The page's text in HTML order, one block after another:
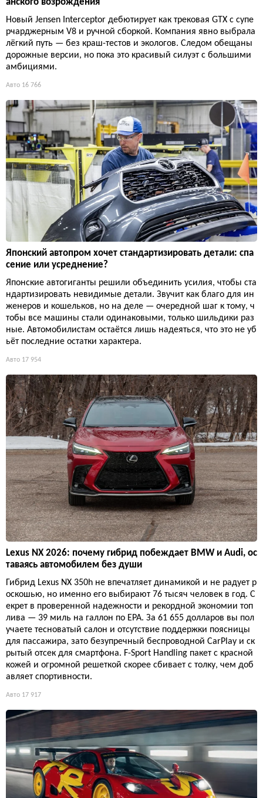
анского возрождения
Новый Jensen Interceptor дебютирует как трековая GTX с супе
рчарджерным V8 и ручной сборкой. Компания явно выбрала
лёгкий путь — без краш-тестов и экологов. Следом обещаны
дорожные версии, но пока это красивый силуэт с большими
амбициями.
Авто 16 766
Японский автопром хочет стандартизировать детали: спа
сение или усреднение?
Японские автогиганты решили объединить усилия, чтобы ста
ндартизировать невидимые детали. Звучит как благо для ин
женеров и кошельков, но на деле — очередной шаг к тому, ч
тобы все машины стали одинаковыми, только шильдики раз
ные. Автомобилистам остаётся лишь надеяться, что это не уб
ьёт последние остатки характера.
Авто 17 954
Lexus NX 2026: почему гибрид побеждает BMW и Audi, ос
таваясь автомобилем без души
Гибрид Lexus NX 350h не впечатляет динамикой и не радует р
оскошью, но именно его выбирают 76 тысяч человек в год. С
екрет в проверенной надежности и рекордной экономии топ
лива — 39 миль на галлон по EPA. За 61 655 долларов вы пол
учаете тесноватый салон и отсутствие поддержки поясницы
для пассажира, зато безупречный беспроводной CarPlay и ск
рытый отсек для смартфона. F-Sport Handling пакет с красной
кожей и огромной решеткой скорее сбивает с толку, чем доб
авляет спортивности.
Авто 17 917